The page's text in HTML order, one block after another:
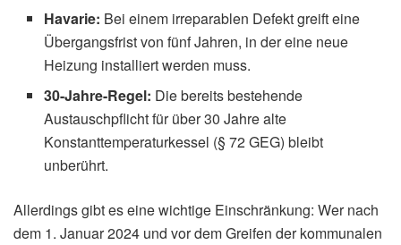
Havarie: Bei einem irreparablen Defekt greift eine
Übergangsfrist von fünf Jahren, in der eine neue
Heizung installiert werden muss.
30-Jahre-Regel: Die bereits bestehende
Austauschpflicht für über 30 Jahre alte
Konstanttemperaturkessel (§ 72 GEG) bleibt
unberührt.
Allerdings gibt es eine wichtige Einschränkung: Wer nach
dem 1. Januar 2024 und vor dem Greifen der kommunalen